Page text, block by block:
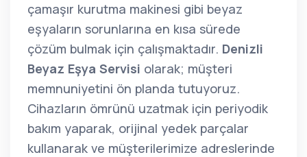
çamaşır kurutma makinesi gibi beyaz
eşyaların sorunlarına en kısa sürede
çözüm bulmak için çalışmaktadır. Denizli
Beyaz Eşya Servisi olarak; müşteri
memnuniyetini ön planda tutuyoruz.
Cihazların ömrünü uzatmak için periyodik
bakım yaparak, orijinal yedek parçalar
kullanarak ve müşterilerimize adreslerinde